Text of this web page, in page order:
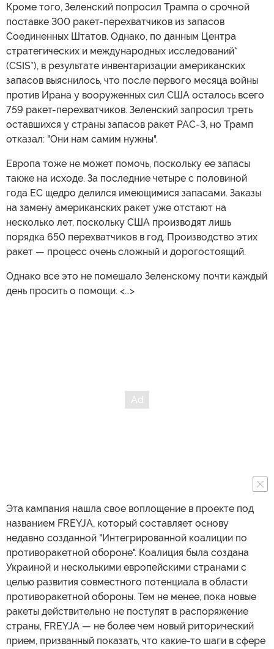
Кроме того, Зеленский попросил Трампа о срочной
поставке 300 ракет-перехватчиков из запасов
Соединенных Штатов. Однако, по данным Центра
стратегических и международных исследований*
(CSIS*), в результате инвентаризации американских
запасов выяснилось, что после первого месяца войны
против Ирана у вооруженных сил США осталось всего
759 ракет-перехватчиков. Зеленский запросил треть
оставшихся у страны запасов ракет PAC-3, но Трамп
отказал: "Они нам самим нужны".
Европа тоже не может помочь, поскольку ее запасы
также на исходе. За последние четыре с половиной
года ЕС щедро делился имеющимися запасами. Заказы
на замену американских ракет уже отстают на
несколько лет, поскольку США производят лишь
порядка 650 перехватчиков в год. Производство этих
ракет — процесс очень сложный и дорогостоящий.
Однако все это не помешало Зеленскому почти каждый
день просить о помощи. <…>
Эта кампания нашла свое воплощение в проекте под
названием FREYJA, который составляет основу
недавно созданной "Интегрированной коалиции по
противоракетной обороне". Коалиция была создана
Украиной и несколькими европейскими странами с
целью развития совместного потенциала в области
противоракетной обороны. Тем не менее, пока новые
ракеты действительно не поступят в распоряжение
страны, FREYJA — не более чем новый риторический
прием, призванный показать, что какие-то шаги в сфере